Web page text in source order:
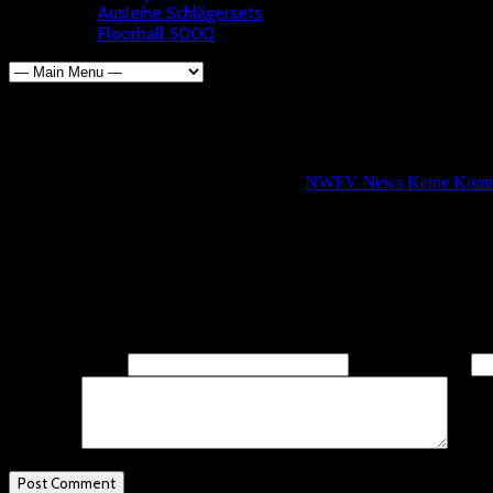
Ausleihe Schlägersets
Floorball 5000
NWFV News Keine